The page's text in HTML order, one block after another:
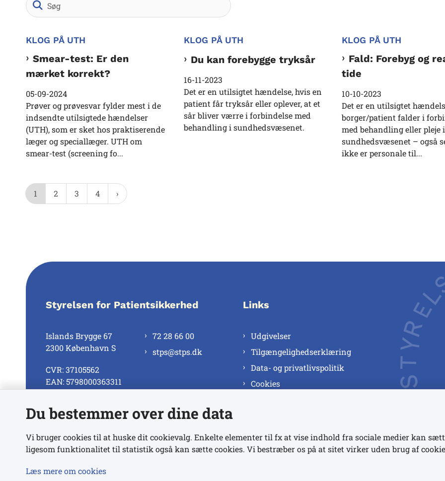
KLOG PÅ UTH
Smear-test: Er den
mærket korrekt?
05-09-2024
Prøver og prøvesvar fylder mest i de
indsendte utilsigtede hændelser
(UTH), som er sket hos praktiserende
læger og speciallæger. UTH om
smear-test (screening fo...
KLOG PÅ UTH
Du kan forebygge tryksår
16-11-2023
Det er en utilsigtet hændelse, hvis en
patient får tryksår eller oplever, at et
sår bliver værre i forbindelse med
behandling i sundhedsvæsenet.
KLOG PÅ UTH
Fald: Forebyg og
tide
10-10-2023
Det er en utilsigtet
borger/patient falder i
med behandling eller pleje i
sundhedsvæsenet – også
ikke er personale til...
1 2 3 4
Styrelsen for Patientsikkerhed
Islands Brygge 67
2300 København S
CVR: 37105562
EAN: 5798000363311
72 28 66 00
stps@stps.dk
Se alle kontaktnumre
Links
Udgivelser
Tilgængelighedserklæring
Data- og privatlivspolitik
Cookies
Du bestemmer over dine data
Vi bruger cookies til at huske dit cookievalg. Enkelte elementer til fx at vise indhold fra sociale medier kan
ligesom funktionalitet til statistik også kan sætte cookies. Vi bestræber os på at sitet virker uden brug af
Læs mere om cookies